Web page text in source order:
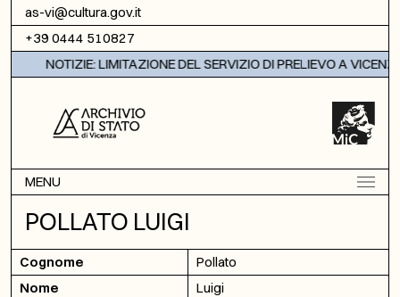
Vai al contenuto
as-vi@cultura.gov.it
+39 0444 510827
NOTIZIE: LIMITAZIONE DEL SERVIZIO DI PRELIEVO A VICENZA
MENU
POLLATO LUIGI
Cognome
Pollato
Nome
Luigi